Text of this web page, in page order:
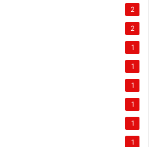
2
2
1
1
1
1
1
1